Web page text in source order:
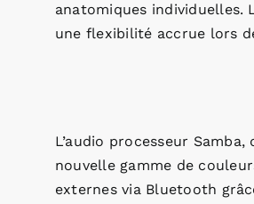
anatomiques individuelles.
une flexibilité accrue lors
L’audio processeur
nouvelle gamme de
externes via Bluetooth